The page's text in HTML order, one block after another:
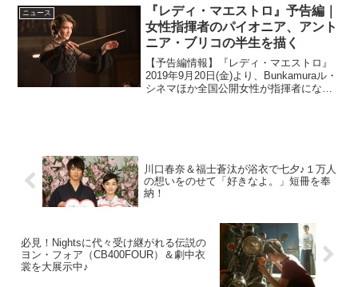
マー・オブ・８４』の予告編と場面写真
が解禁...
ニュース
『レディ・マエストロ』予告編｜
女性指揮者のパイオニア、アント
ニア・ブリコの半生を描く
【予告編情報】『レディ・マエストロ』
2019年9月20日(金)より、Bunkamuraル・
シネマほか全国公開女性が指揮者になる
川口春奈＆福士蒼汰が浴衣で七夕♪１万人
の想いをのせて「好きなよ。」短冊を奉
納！
必見！Nightsに代々受け継がれる伝説の
ヨン・フォア（CB400FOUR）＆劇中衣
裳を大展示中♪